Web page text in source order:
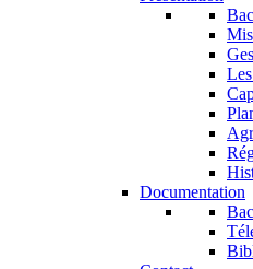
Documentation